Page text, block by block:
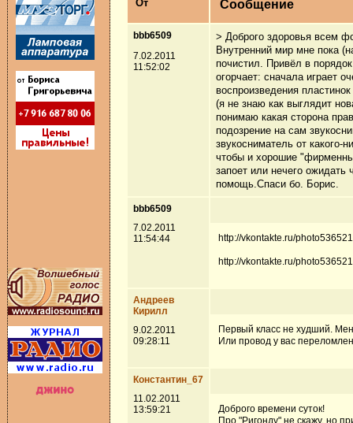
От Сообщение
bbb6509
7.02.2011
11:52:02
> Доброго здоровья всем
Внутренний мир мне пока
почистил. Привёл в
огорчает: сначала играет
воспроизведения
(я не знаю как выглядит
понимаю какая сторона
подозрение на сам
звукосниматель от
чтобы и хорошие
запоет или нечего ожидать
помощь.Спаси бо. Борис.
bbb6509
7.02.2011
11:54:44
http://vkontakte.ru/
http://vkontakte.ru/
Андреев
Кирилл
9.02.2011
09:28:11
Первый класс не худший.
Или провод у вас
Константин_67
11.02.2011
13:59:21
Доброго времени суток!
Про "Ригонду" не скажу, но